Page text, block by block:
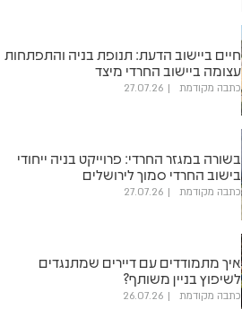
חיים ביישוב הדעת: תנופת בניה והתפתחות
עצומה ביישוב החרדי מיצד
כתבה מקודמת 27.07.26
בשורה במגזר החרדי: פרוייקט בניה ייחודי
בישוב החרדי סמוך לירושלים
כתבה מקודמת 27.07.26
איך מתמודדים עם דיירים שמתנגדים
לשיפוץ בניין משותף?
כתבה מקודמת 26.07.26